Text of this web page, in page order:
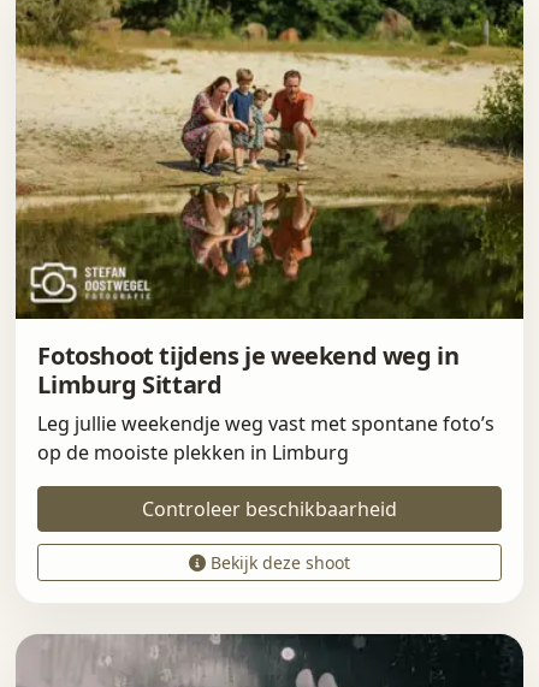
Fotoshoot tijdens je weekend weg in
Limburg Sittard
Leg jullie weekendje weg vast met spontane foto’s
op de mooiste plekken in Limburg
Controleer beschikbaarheid
Bekijk deze shoot